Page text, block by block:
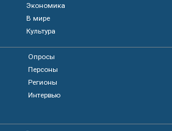
Экономика
В мире
Культура
Опросы
Персоны
Регионы
Интервью